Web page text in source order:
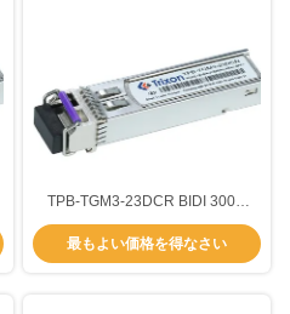
TPB-TGM3-23DCR BIDI 300m
TX1270nm,RX1310nm SFP+トラ
ンシーバーモジュール DDM/DOM
温度範囲-5~70°C
最もよい価格を得なさい